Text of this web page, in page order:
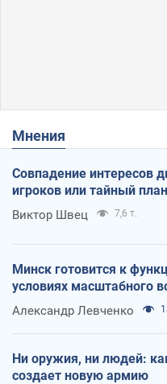
Мнения
Совпадение интересов
игроков или тайный
Виктор Швец 7,6 т.
Минск готовится к
условиях масштабного
Александр Левченко
Ни оружия, ни людей:
создает новую армию